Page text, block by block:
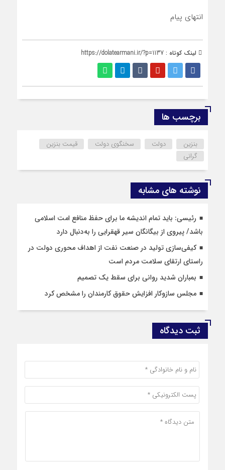
انتهای پیام
لینک کوتاه : https://dolatearmani.ir/?p=1137
برچسب ها
بنزین دولت سخنگوی دولت
قیمت بنزین
گرانی
نوشته های مشابه
رئیسی: باید تمام اندیشه ما برای حفظ منافع امت اسلامی
باشد/ پیروی از بیگانگان سیر قهقرایی را به‌دنبال دارد
کیفی‌سازی تولید در صنعت نفت از اهداف محوری دولت در
راستای ارتقای سلامت مردم است
بمباران شدید روانی برای سقط یک تصمیم
مجلس سازوکار افزایش حقوق کارمندان را مشخص کرد
ثبت دیدگاه